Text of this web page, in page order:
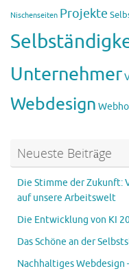
Nischenseiten Projekte
Unternehmer
Webdesign
Neueste Beiträge
Die Stimme der Zukunft:
auf unsere Arbeitswelt
Die Entwicklung von KI
Das Schöne an der
Nachhaltiges